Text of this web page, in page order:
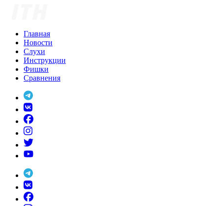
Главная
Новости
Слухи
Инструкции
Фишки
Сравнения